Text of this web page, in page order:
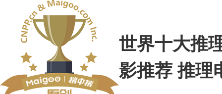
世界十大推
影推荐 推理